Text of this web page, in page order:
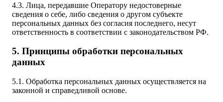
4.3. Лица, передавшие Оператору недостоверные
сведения о себе, либо сведения о другом субъекте
персональных данных без согласия последнего, несут
ответственность в соответствии с законодательством РФ.
5. Принципы обработки персональных
данных
5.1. Обработка персональных данных осуществляется на
законной и справедливой основе.